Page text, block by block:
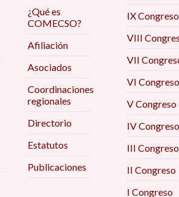
¿Qué es
COMECSO?
Afiliación
Asociados
Coordinaciones
regionales
Directorio
Estatutos
Publicaciones
IX Congreso
VIII
VII
VI Congreso
V Congreso
IV Congreso
III Congreso
II Congreso
I Congreso